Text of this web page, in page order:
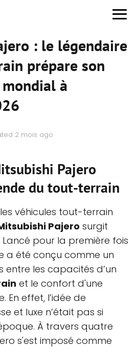
: le légendaire
prépare son
à
2 mois ago
Pajero
du tout-terrain
véhicules tout-terrain
Pajero surgit
pour la première fois
a été conçu comme un
les capacités d’un
et le confort d'une
En effet, l’idée de
et luxe n’était pas si
À travers quatre
s'est imposé comme